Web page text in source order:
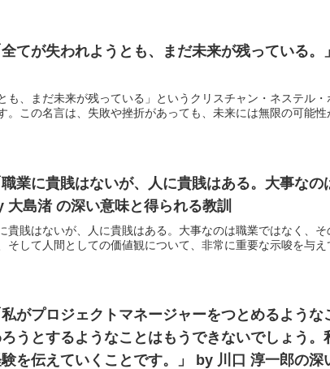
全てが失われようとも、まだ未来が残っている
も、まだ未来が残っている」というクリスチャン・ネステル
。この名言は、失敗や挫折があっても、未来には無限の可能
職業に貴賎はないが、人に貴賎はある。大事な
島渚 の深い意味と得られる教訓
貴賎はないが、人に貴賎はある。大事なのは職業ではなく、
そして人間としての価値観について、非常に重要な示唆を与え
私がプロジェクトマネージャーをつとめるよう
うとするようなことはもうできないでしょう
を伝えていくことです。」 by 川口 淳一郎の深